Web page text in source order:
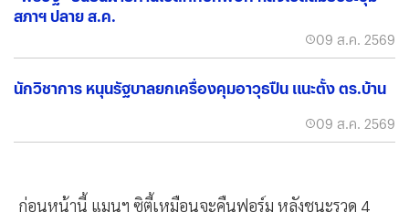
สภาฯ ปลาย ส.ค.
09 ส.ค. 2569
นักวิชาการ หนุนรัฐบาลยกเครื่องคุมอาวุธปืน แนะตั้ง ตร.บ้าน
09 ส.ค. 2569
ก่อนหน้านี้ แมนฯ ซิตี้เหมือนจะคืนฟอร์ม หลังชนะรวด 4